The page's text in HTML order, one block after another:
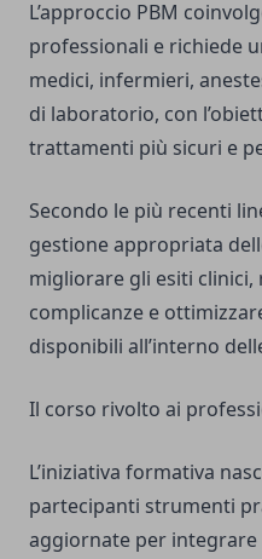
L’approccio PBM
professionali e richiede
medici, infermieri,
di laboratorio, con
trattamenti più sicuri e
Secondo le più recenti
gestione appropriata
migliorare gli esiti
complicanze e
disponibili all’interno
Il corso rivolto ai
L’iniziativa formativa
partecipanti strumenti
aggiornate per integrare